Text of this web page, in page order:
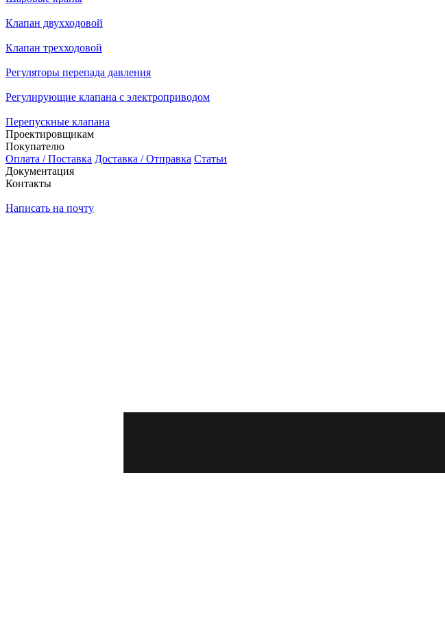
Клапан двухходовой
Клапан трехходовой
Регуляторы перепада давления
Регулирующие клапана с электроприводом
Перепускные клапана
Проектировщикам
Покупателю
Оплата / Поставка Доставка / Отправка Статьи
Документация
Контакты
Написать на почту